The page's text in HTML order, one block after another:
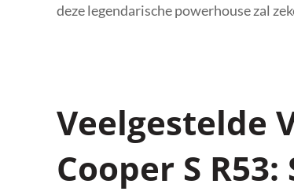
deze legendarische powerhouse zal
Veelgestelde
Cooper S